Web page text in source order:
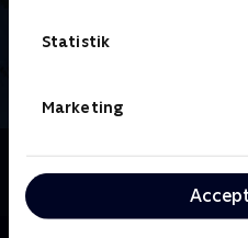
Statistik
Marketing
Se højdepunkter fra vinter-